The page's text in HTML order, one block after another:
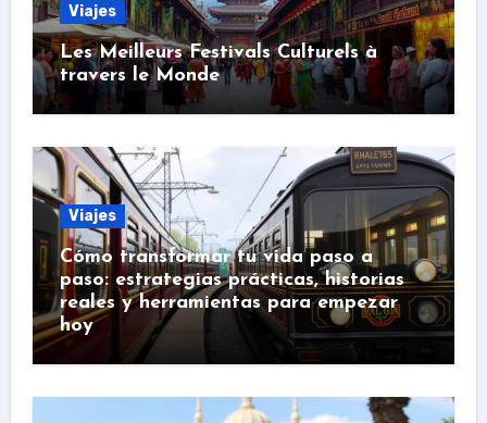
Viajes
Les Meilleurs Festivals Culturels à
travers le Monde
Viajes
Cómo transformar tu vida paso a
paso: estrategias prácticas, historias
reales y herramientas para empezar
hoy